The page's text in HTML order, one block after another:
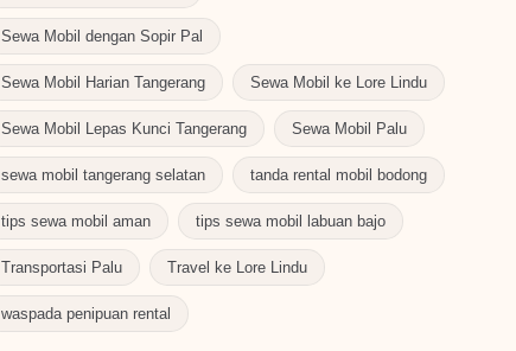
Sewa Mobil dengan Sopir Pal
Sewa Mobil Harian Tangerang Sewa Mobil ke Lore Lindu
Sewa Mobil Lepas Kunci Tangerang Sewa Mobil Palu
sewa mobil tangerang selatan tanda rental mobil bodong
tips sewa mobil aman tips sewa mobil labuan bajo
Transportasi Palu Travel ke Lore Lindu
waspada penipuan rental